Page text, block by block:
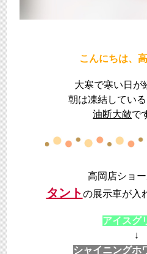
こんにちは、
大寒で寒い日が
朝は凍結してい
油断大敵で
高岡店ショ
タントの展示車が入
アイスグ
↓
シャイニングホ